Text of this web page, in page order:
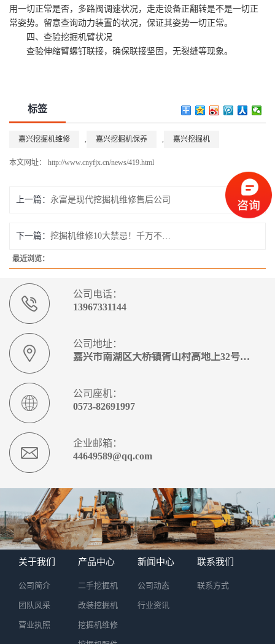
用一切正常是否，多路阀调速状况，走走设备正翻转是不是一切正
常姿势。留意查询动力装置的状况，保证其姿势一切正常。
四、查验挖掘机臂状况
查验伸缩臂螺钉联接，确保联接坚固，无裂缝等现象。
标签
嘉兴挖掘机维修 嘉兴挖掘机保养 嘉兴挖掘机
本文网址： http://www.cnyfjx.cn/news/419.html
上一篇： 永富是现代挖掘机维修售后公司
下一篇：
最近浏览：
公司电话：
13967331144
公司地址：
嘉兴市南湖区大桥镇胥山村高地上32号3幢
公司座机：
0573-82691997
企业邮箱：
44649589@qq.com
关于我们
公司简介
团队风采
营业执照
产品中心
二手挖掘机
改装挖掘机
挖掘机维修
新闻中心
公司动态
行业资讯
联系我们
联系方式